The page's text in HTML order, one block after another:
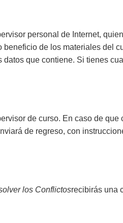
personal de Internet,
de los materiales del
que contiene. Si tienes
de curso. En caso de que
de regreso, con
los Conflictosrecibirás una